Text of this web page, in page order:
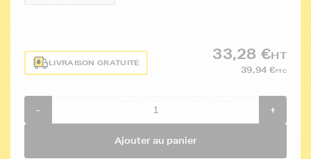
LIVRAISON GRATUITE
33,28 €HT
39,94 €TTC
- +
Ajouter au panier